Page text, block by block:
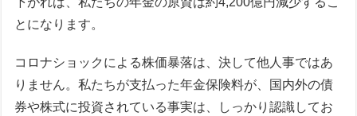
とになります。
コロナショックによる株価暴落は、決して他人事ではあ
りません。私たちが支払った年金保険料が、国内外の債
券や株式に投資されている事実は、しっかり認識してお